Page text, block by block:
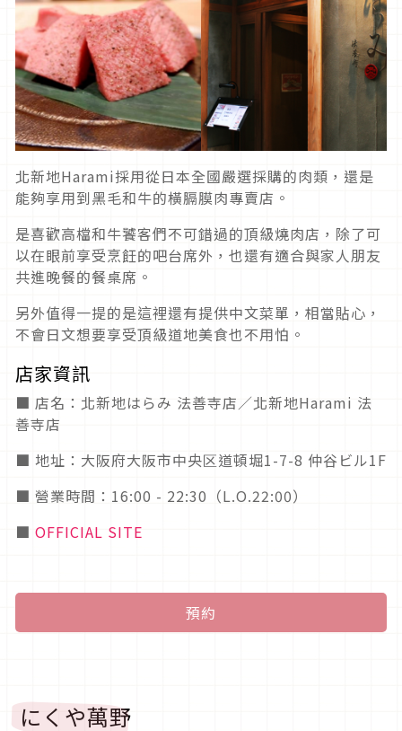
北新地Harami採用從日本全國嚴選採購的肉類，還是
能夠享用到黑毛和牛的橫膈膜肉專賣店。
是喜歡高檔和牛饕客們不可錯過的頂級燒肉店，除了可
以在眼前享受烹飪的吧台席外，也還有適合與家人朋友
共進晚餐的餐桌席。
另外值得一提的是這裡還有提供中文菜單，相當貼心，
不會日文想要享受頂級道地美食也不用怕。
店家資訊
■ 店名：北新地はらみ 法善寺店／北新地Harami 法
善寺店
■ 地址：大阪府大阪市中央区道頓堀1-7-8 仲谷ビル1F
■ 營業時間：16:00 - 22:30（L.O.22:00）
■ OFFICIAL SITE
預約
にくや萬野